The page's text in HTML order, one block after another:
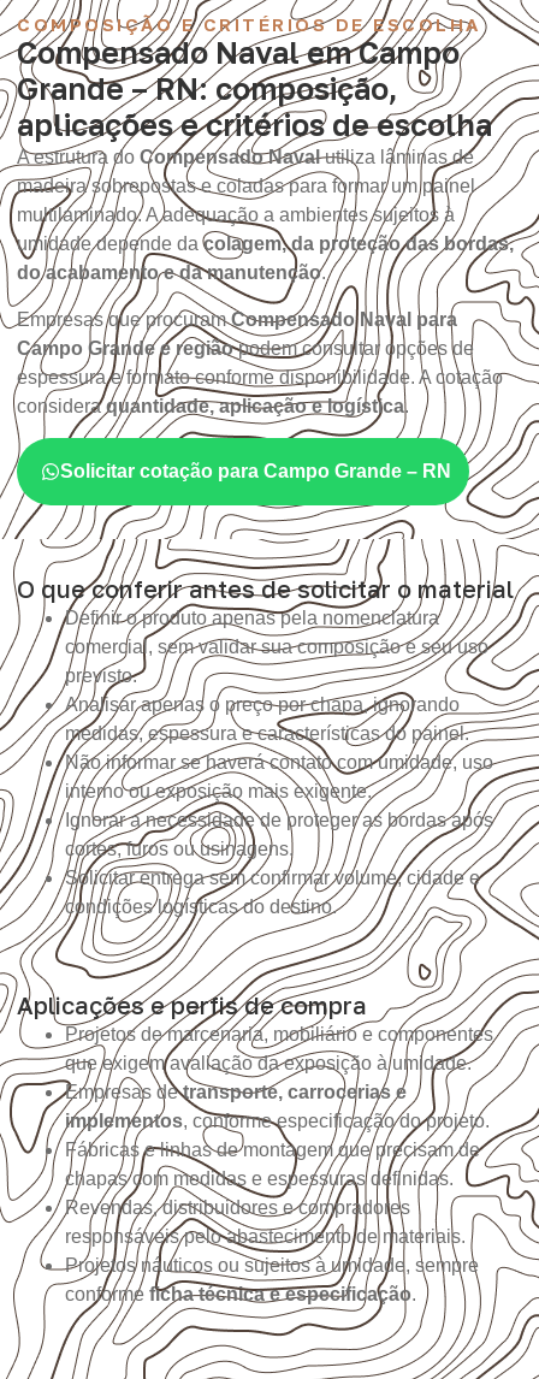
COMPOSIÇÃO E CRITÉRIOS DE ESCOLHA
Compensado Naval em Campo
Grande – RN: composição,
aplicações e critérios de escolha
A estrutura do Compensado Navalutiliza lâminas de
madeira sobrepostas e coladas para formar um painel
multilaminado. A adequação a ambientes sujeitos à
umidade depende dacolagem, da proteção das bordas,
do acabamento e da manutenção.
Empresas que procuramCompensado Naval para
Campo Grande e regiãopodem consultar opções de
espessura e formato conforme disponibilidade. A cotação
consideraquantidade, aplicação e logística.
Solicitar cotação para Campo Grande – RN
O que conferir antes de solicitar o material
Definir o produto apenas pela nomenclatura
comercial, sem validar sua composição e seu uso
previsto.
Analisar apenas o preço por chapa, ignorando
medidas, espessura e características do painel.
Não informar se haverá contato com umidade, uso
interno ou exposição mais exigente.
Ignorar a necessidade de proteger as bordas após
cortes, furos ou usinagens.
Solicitar entrega sem confirmar volume, cidade e
condições logísticas do destino.
Aplicações e perfis de compra
Projetos de marcenaria, mobiliário e componentes
que exigem avaliação da exposição à umidade.
Empresas detransporte, carrocerias e
implementos, conforme especificação do projeto.
Fábricas e linhas de montagem que precisam de
chapas com medidas e espessuras definidas.
Revendas, distribuidores e compradores
responsáveis pelo abastecimento de materiais.
Projetos náuticos ou sujeitos à umidade, sempre
conforme ficha técnica e especificação.